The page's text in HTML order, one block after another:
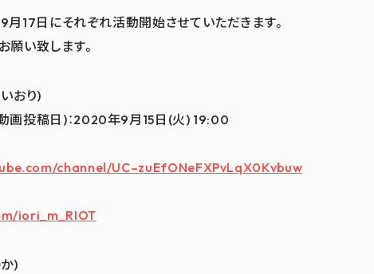
月17日にそれぞれ活動開始させていただきます。
願い致します。
おり)
画投稿日)：2020年9月15日(火) 19:00
channel/UC–zuEfONeFXPvLqX0Kvbuw
iori_m_RIOT
)